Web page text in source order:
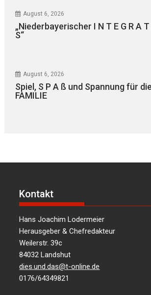
August 6, 2026
„Niederbayerischer I N T E G R A T
S“
August 6, 2026
Spiel, S P A ß und Spannung für
FAMILIE
Kontakt
Hans Joachim Lodermeier
Herausgeber & Chefredakteur
Weilerstr. 39c
84032 Landshut
dies.und.das@t-online.de
0176/64349821